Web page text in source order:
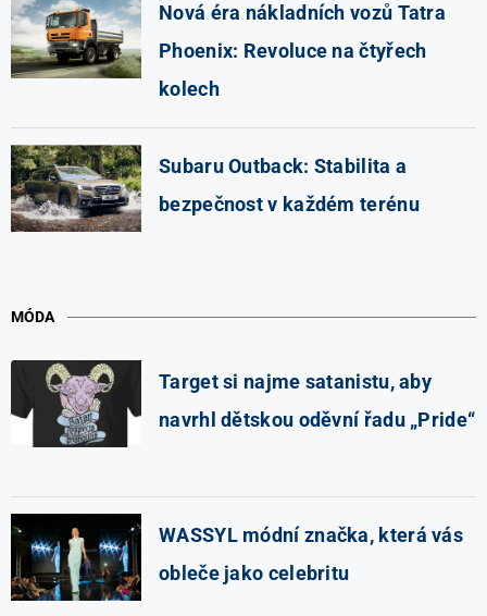
Nová éra nákladních vozů Tatra
Phoenix: Revoluce na čtyřech
kolech
Subaru Outback: Stabilita a
bezpečnost v každém terénu
MÓDA
Target si najme satanistu, aby
navrhl dětskou oděvní řadu „Pride“
WASSYL módní značka, která vás
obleče jako celebritu